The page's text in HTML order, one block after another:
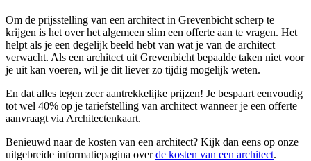
Om de prijsstelling van een architect in Grevenbicht scherp te
krijgen is het over het algemeen slim een offerte aan te vragen. Het
helpt als je een degelijk beeld hebt van wat je van de architect
verwacht. Als een architect uit Grevenbicht bepaalde taken niet voor
je uit kan voeren, wil je dit liever zo tijdig mogelijk weten.
En dat alles tegen zeer aantrekkelijke prijzen! Je bespaart eenvoudig
tot wel 40% op je tariefstelling van architect wanneer je een offerte
aanvraagt via Architectenkaart.
Benieuwd naar de kosten van een architect? Kijk dan eens op onze
uitgebreide informatiepagina overde kosten van een architect.